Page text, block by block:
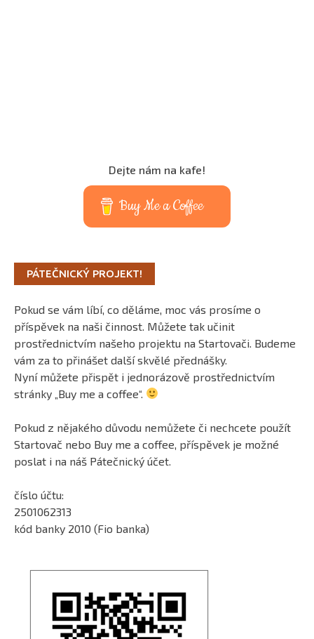
Dejte nám na kafe!
Buy Me a Coffee
PÁTEČNICKÝ PROJEKT!
Pokud se vám líbí, co děláme, moc vás prosíme o
příspěvek na naši činnost. Můžete tak učinit
prostřednictvím našeho projektu na Startovači. Budeme
vám za to přinášet další skvělé přednášky.
Nyní můžete přispět i jednorázově prostřednictvím
stránky „Buy me a coffee“.
Pokud z nějakého důvodu nemůžete či nechcete použít
Startovač nebo Buy me a coffee, příspěvek je možné
poslat i na náš Pátečnický účet.
číslo účtu:
2501062313
kód banky 2010 (Fio banka)